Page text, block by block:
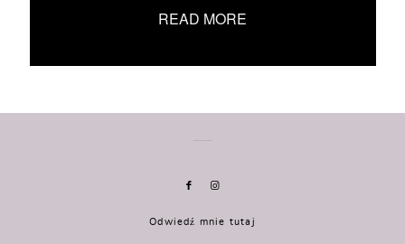
READ MORE
Odwiedź mnie tutaj